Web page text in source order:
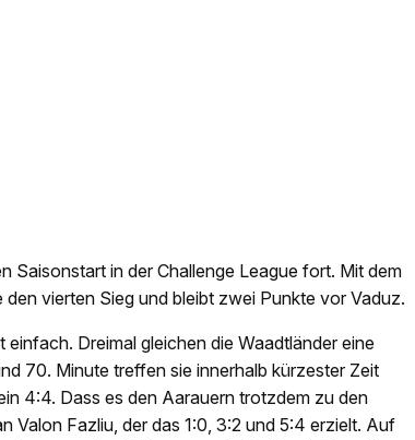
Saisonstart in der Challenge League fort. Mit dem
vierten Sieg und bleibt zwei Punkte vor Vaduz.
Dreimal gleichen die Waadtländer eine
70. Minute treffen sie innerhalb kürzester Zeit
4:4. Dass es den Aarauern trotzdem zu den
Valon Fazliu, der das 1:0, 3:2 und 5:4 erzielt. Auf